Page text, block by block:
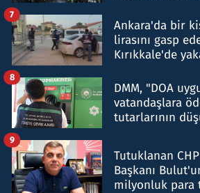
Ankara'da bir
lirasını gasp
Kırıkkale'de
7
DMM, "DOA
vatandaşlara
tutarlarının
8
Tutuklanan
Başkanı
milyonluk para
9